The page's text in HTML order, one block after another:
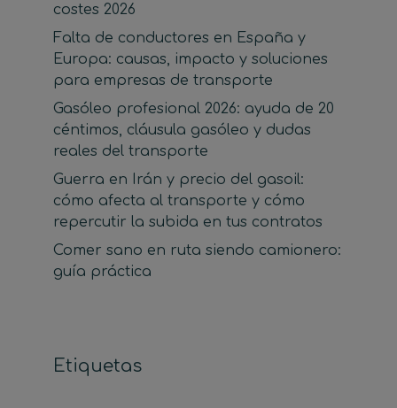
costes 2026
Falta de conductores en España y
Europa: causas, impacto y soluciones
para empresas de transporte
Gasóleo profesional 2026: ayuda de 20
céntimos, cláusula gasóleo y dudas
reales del transporte
Guerra en Irán y precio del gasoil:
cómo afecta al transporte y cómo
repercutir la subida en tus contratos
Comer sano en ruta siendo camionero:
guía práctica
Etiquetas